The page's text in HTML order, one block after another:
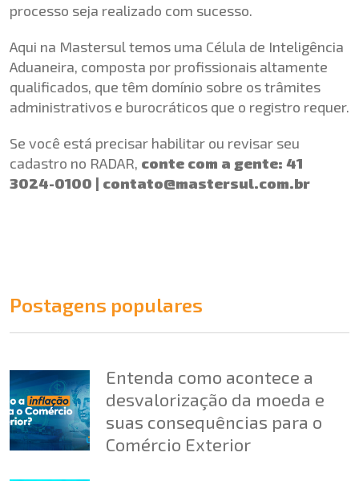
processo seja realizado com sucesso.
Aqui na Mastersul temos uma Célula de Inteligência
Aduaneira, composta por profissionais altamente
qualificados, que têm domínio sobre os trâmites
administrativos e burocráticos que o registro requer.
Se você está precisar habilitar ou revisar seu
cadastro no RADAR, conte com a gente: 41
3024-0100 | contato@mastersul.com.br
Postagens populares
Entenda como acontece a
desvalorização da moeda e
suas consequências para o
Comércio Exterior